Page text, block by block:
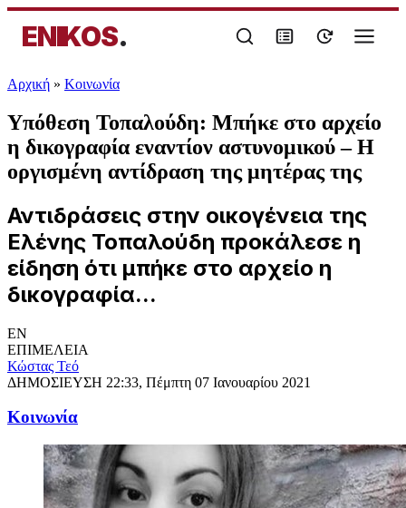
ENIKOS.
Αρχική » Κοινωνία
Υπόθεση Τοπαλούδη: Μπήκε στο αρχείο
η δικογραφία εναντίον αστυνομικού – Η
οργισμένη αντίδραση της μητέρας της
Αντιδράσεις στην οικογένεια της
Ελένης Τοπαλούδη προκάλεσε η
είδηση ότι μπήκε στο αρχείο η
δικογραφία...
EN
ΕΠΙΜΕΛΕΙΑ
Κώστας Τεό
ΔΗΜΟΣΙΕΥΣΗ 22:33, Πέμπτη 07 Ιανουαρίου 2021
Κοινωνία